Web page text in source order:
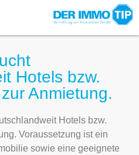
Hotels bzw.
Anmietung.
Hotels bzw.
Voraussetzung ist ein
sowie eine geeignete